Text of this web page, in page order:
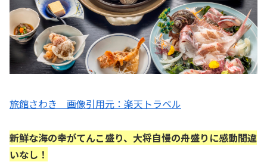
旅館さわき 画像引用元：楽天トラベル
新鮮な海の幸がてんこ盛り、大将自慢の舟盛りに感動間違
いなし！